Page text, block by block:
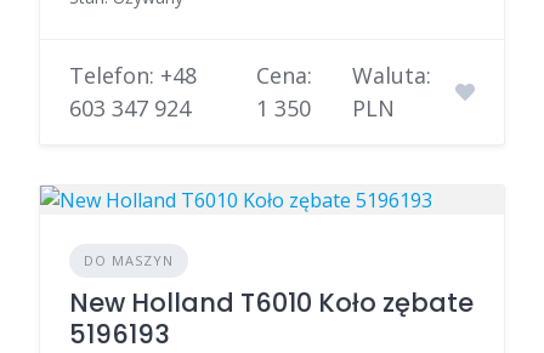
Telefon: +48
603 347 924
Cena:
1 350
Waluta:
PLN
DO MASZYN
New Holland T6010 Koło zębate
5196193